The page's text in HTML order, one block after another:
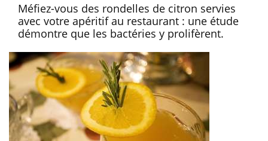
Méfiez-vous des rondelles de citron servies
avec votre apéritif au restaurant : une étude
démontre que les bactéries y prolifèrent.